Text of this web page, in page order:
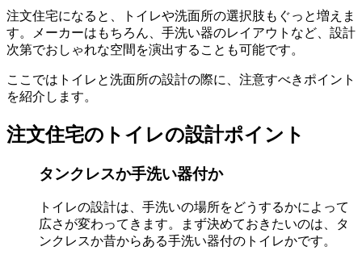
注文住宅になると、トイレや洗面所の選択肢もぐっと増えま
す。メーカーはもちろん、手洗い器のレイアウトなど、設計
次第でおしゃれな空間を演出することも可能です。
ここではトイレと洗面所の設計の際に、注意すべきポイント
を紹介します。
注文住宅のトイレの設計ポイント
タンクレスか手洗い器付か
トイレの設計は、手洗いの場所をどうするかによって
広さが変わってきます。まず決めておきたいのは、タ
ンクレスか昔からある手洗い器付のトイレかです。